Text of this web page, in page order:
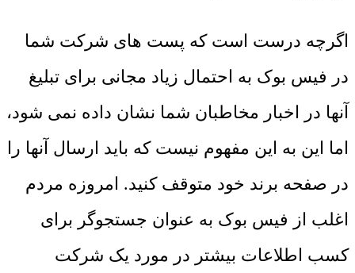
اگرچه درست است که پست های شرکت شما
در فیس بوک به احتمال زیاد مجانی برای تبلیغ
آنها در اخبار مخاطبان شما نشان داده نمی شود،
اما این به این مفهوم نیست که باید ارسال آنها را
در صفحه برند خود متوقف کنید. امروزه مردم
اغلب از فیس بوک به عنوان جستجوگر برای
کسب اطلاعات بیشتر در مورد یک شرکت